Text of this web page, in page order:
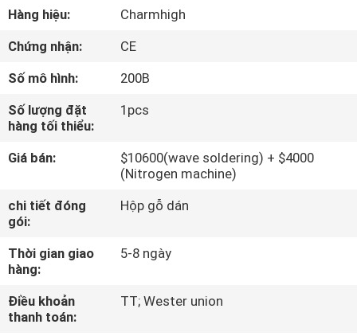
VIDEO
VỀ
CHÚNG
TÔI
CHUYẾN
THAM
QUAN
NHÀ
MÁY
Hàng hiệu:
Charmhigh
Chứng nhận:
CE
Số mô hình:
200B
Số lượng đặt
hàng tối thiểu:
1pcs
Giá bán:
$10600(wave soldering) + $4000
(Nitrogen machine)
chi tiết đóng
gói:
Hộp gỗ dán
Thời gian giao
hàng:
5-8 ngày
Điều khoản
thanh toán:
TT; Wester union